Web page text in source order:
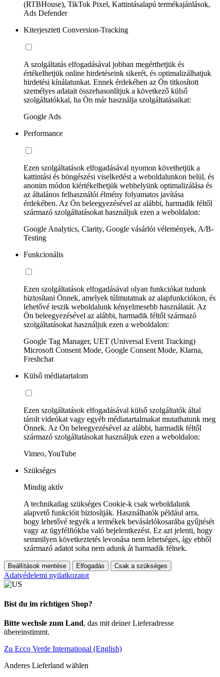
(RTBHouse), TikTok Pixel, Kattintásalapú termékajánlások,
Ads Defender
Kiterjesztett Conversion-Tracking
A szolgáltatás elfogadásával jobban megérthetjük és
értékelhetjük online hirdetéseink sikerét, és optimalizálhatjuk
hirdetési kínálatunkat. Ennek érdekében az Ön titkosított
személyes adatait összehasonlítjuk a következő külső
szolgáltatókkal, ha Ön már használja szolgáltatásaikat:
Google Ads
Performance
Ezen szolgáltatások elfogadásával nyomon követhetjük a
kattintási és böngészési viselkedést a weboldalunkon belül, és
anonim módon kiértékelhetjük webhelyünk optimalizálása és
az általános felhasználói élmény folyamatos javítása
érdekében. Az Ön beleegyezésével az alábbi, harmadik féltől
származó szolgáltatásokat használjuk ezen a weboldalon:
Google Analytics, Clarity, Google vásárlói vélemények, A/B-
Testing
Funkcionális
Ezen szolgáltatások elfogadásával olyan funkciókat tudunk
biztosítani Önnek, amelyek túlmutatnak az alapfunkciókon, és
lehetővé teszik weboldalunk kényelmesebb használatát. Az
Ön beleegyezésével az alábbi, harmadik féltől származó
szolgáltatásokat használjuk ezen a weboldalon:
Google Tag Manager, UET (Universal Event Tracking)
Microsoft Consent Mode, Google Consent Mode, Klarna,
Freshchat
Külső médiatartalom
Ezen szolgáltatások elfogadásával külső szolgáltatók által
tárolt videókat vagy egyéb médiatartalmakat mutathatunk meg
Önnek. Az Ön beleegyezésével az alábbi, harmadik féltől
származó szolgáltatásokat használjuk ezen a weboldalon:
Vimeo, YouTube
Szükséges
Mindig aktív
A technikailag szükséges Cookie-k csak weboldalunk
alapvető funkcióit biztosítják. Használhatók például arra,
hogy lehetővé tegyék a termékek bevásárlókosarába gyűjtését
vagy az ügyfélfiókba való bejelentkezést. Ez azt jelenti, hogy
semmilyen következtetés levonása nem lehetséges, így ebből
származó adatot soha nem adunk át harmadik félnek.
Beállítások mentése Elfogadás Csak a szükséges
Adatvédelemi nyilatkozatot
Bist du im richtigen Shop?
Bitte wechsle zum Land, das mit deiner Lieferadresse
übereinstimmt.
Zu Ecco Verde International (English)
Anderes Lieferland wählen